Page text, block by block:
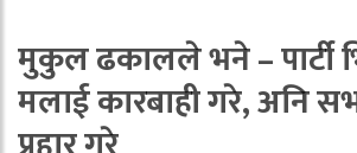
मुकुल ढकालले भने – पार्टी
मलाई कारबाही गरे, अनि